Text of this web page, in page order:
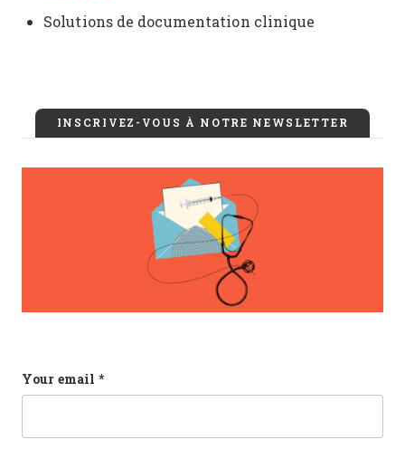
Solutions de documentation clinique
INSCRIVEZ-VOUS À NOTRE NEWSLETTER
URL
Your email *